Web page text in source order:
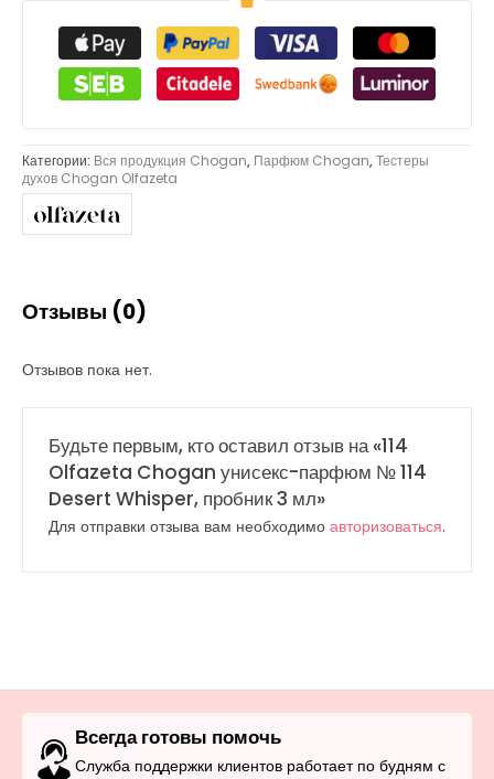
Категории: Вся продукция Chogan, Парфюм Chogan,Тестеры
духов Chogan Olfazeta
Отзывы (0)
Отзывов пока нет.
Будьте первым, кто оставил отзыв на «114
Olfazeta Chogan унисекс-парфюм № 114
Desert Whisper, пробник 3 мл»
Для отправки отзыва вам необходимо авторизоваться.
Всегда готовы помочь
Служба поддержки клиентов работает по будням с